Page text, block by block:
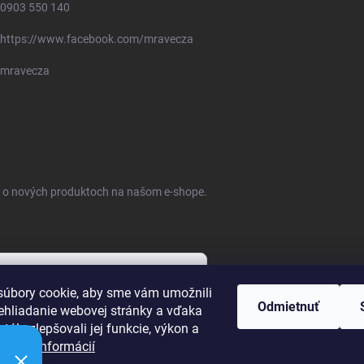
cookie, aby sme vám umožnili
webovej stránky a vďaka
zlepšovali jej funkcie, výkon a
Viac informácií
Odmietnuť
0903 550 140
https://www.facebook.com/mravecza
mravecza
nových produktoch na našom e-shope.
údajov